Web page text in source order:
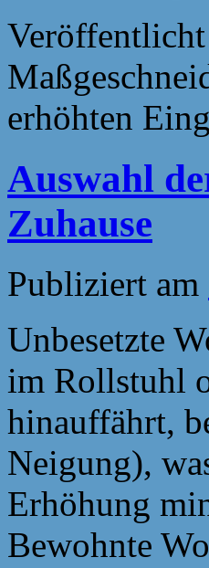
erhöhten
Auswahl
Zuhause
Publiziert am
Unbesetzte
im Rollstuhl
hinauffährt,
Neigung),
Erhöhung
Bewohnte